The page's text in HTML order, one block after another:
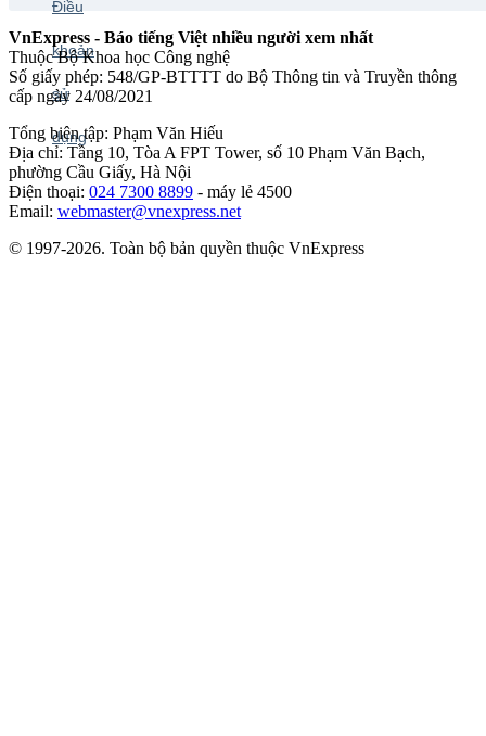
VnExpress - Báo tiếng Việt nhiều người xem nhất
Thuộc Bộ Khoa học Công nghệ
Số giấy phép: 548/GP-BTTTT do Bộ Thông tin và Truyền thông
cấp ngày 24/08/2021
Tổng biên tập: Phạm Văn Hiếu
Địa chỉ: Tầng 10, Tòa A FPT Tower, số 10 Phạm Văn Bạch,
phường Cầu Giấy, Hà Nội
Điện thoại: 024 7300 8899 - máy lẻ 4500
Email: webmaster@vnexpress.net
© 1997-2026. Toàn bộ bản quyền thuộc VnExpress